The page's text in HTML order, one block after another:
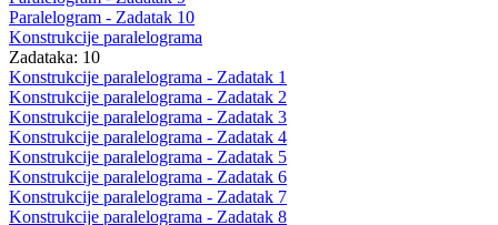
Paralelogram - Zadatak 10
Konstrukcije paralelograma
Zadataka: 10
Konstrukcije paralelograma - Zadatak 1
Konstrukcije paralelograma - Zadatak 2
Konstrukcije paralelograma - Zadatak 3
Konstrukcije paralelograma - Zadatak 4
Konstrukcije paralelograma - Zadatak 5
Konstrukcije paralelograma - Zadatak 6
Konstrukcije paralelograma - Zadatak 7
Konstrukcije paralelograma - Zadatak 8